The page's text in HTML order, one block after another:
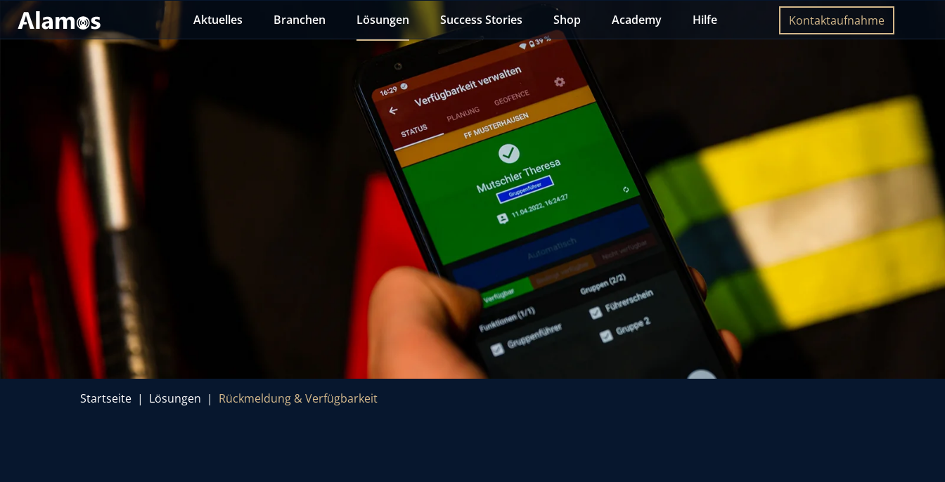
Aktuelles Branchen Lösungen Success Stories Shop Academy Hilfe Kontaktaufnahme
Startseite Lösungen Rückmeldung & Verfügbarkeit